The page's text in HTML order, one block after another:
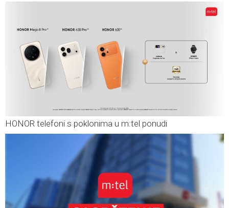
HONOR telefoni s poklonima u m:tel ponudi